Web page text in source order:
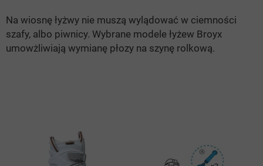
Na wiosnę łyżwy nie muszą wylądować w ciemności
szafy, albo piwnicy. Wybrane modele łyżew Broyx
umowżliwiają wymianę płozy na szynę rolkową.